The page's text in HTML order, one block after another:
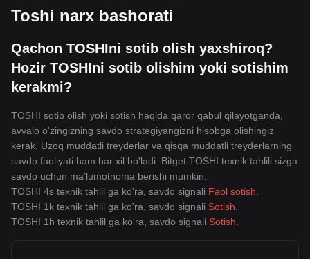
Toshi narx bashorati
Qachon TOSHIni sotib olish yaxshiroq?
Hozir TOSHIni sotib olishim yoki sotishim
kerakmi?
TOSHI sotib olish yoki sotish haqida qaror qabul qilayotganda,
avvalo o'zingizning savdo strategiyangizni hisobga olishingiz
kerak. Uzoq muddatli treyderlar va qisqa muddatli treyderlarning
savdo faoliyati ham har xil bo'ladi. Bitget TOSHI texnik tahlili sizga
savdo uchun ma'lumotnoma berishi mumkin.
TOSHI 4s texnik tahlil ga ko'ra, savdo signali Faol sotish
TOSHI 1k texnik tahlil ga ko'ra, savdo signali Sotish
TOSHI 1h texnik tahlil ga ko'ra, savdo signali Sotish